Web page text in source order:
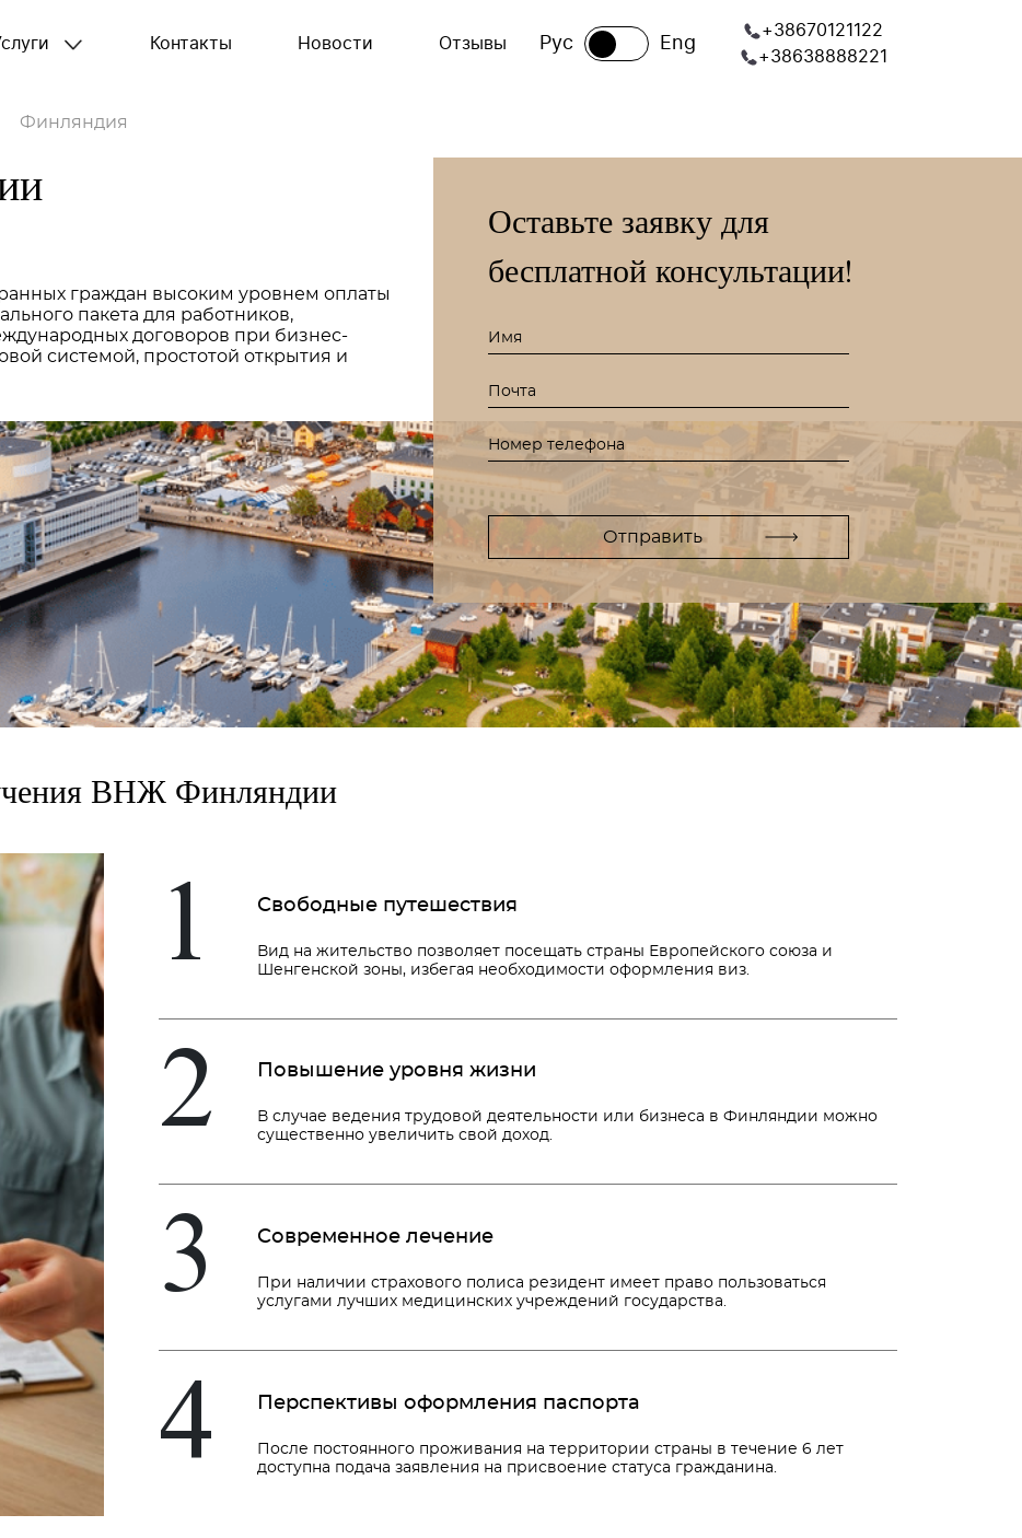
Контакты Новости Отзывы Рус Eng
+38670121122
+38638888221
Финляндия
граждан высоким уровнем оплаты
пакета для работников,
договоров при бизнес-
системой, простотой открытия и
Оставьте заявку для
бесплатной консультации!
ВНЖ Финляндии
1 Свободные путешествия
Вид на жительство позволяет посещать страны Европейского союза и
Шенгенской зоны, избегая необходимости оформления виз.
2 Повышение уровня жизни
В случае ведения трудовой деятельности или бизнеса в Финляндии можно
существенно увеличить свой доход.
3 Современное лечение
При наличии страхового полиса резидент имеет право пользоваться
услугами лучших медицинских учреждений государства.
4 Перспективы оформления паспорта
После постоянного проживания на территории страны в течение 6 лет
доступна подача заявления на присвоение статуса гражданина.